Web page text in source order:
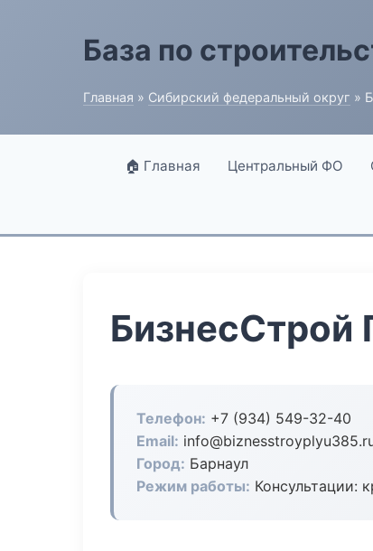
База по
Главная » Сибирский федеральный округ »
🏠 Главная Центральный ФО
БизнесСтрой
Телефон: +7 (934) 549-32-40
Email:
Город: Барнаул
Режим работы: Консультации: